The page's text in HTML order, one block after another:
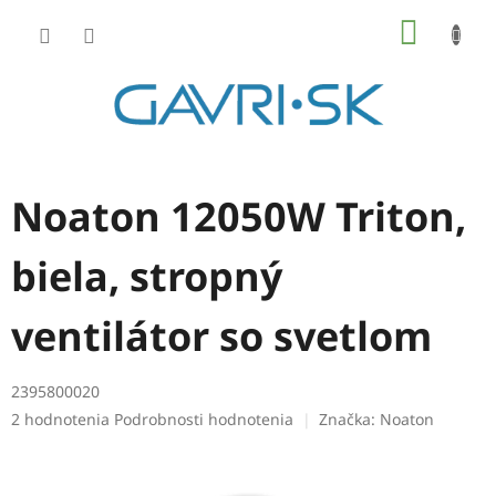
Noaton 12050W Triton,
biela, stropný
ventilátor so svetlom
2395800020
Priemerné
2 hodnotenia Podrobnosti hodnotenia Značka: Noaton